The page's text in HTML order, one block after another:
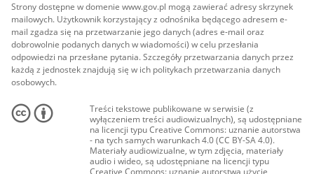
Strony dostępne w domenie www.gov.pl mogą zawierać adresy skrzynek
mailowych. Użytkownik korzystający z odnośnika będącego adresem e-
mail zgadza się na przetwarzanie jego danych (adres e-mail oraz
dobrowolnie podanych danych w wiadomości) w celu przesłania
odpowiedzi na przesłane pytania. Szczegóły przetwarzania danych przez
każdą z jednostek znajdują się w ich politykach przetwarzania danych
osobowych.
Treści tekstowe publikowane w serwisie (z
wyłączeniem treści audiowizualnych), są udostępniane
na licencji typu Creative Commons: uznanie autorstwa
- na tych samych warunkach 4.0 (CC BY-SA 4.0).
Materiały audiowizualne, w tym zdjęcia, materiały
audio i wideo, są udostępniane na licencji typu
Creative Commons: uznanie autorstwa użycie